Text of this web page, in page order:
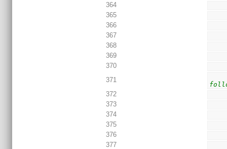
364
365
366
367
368
369
370
371
372
373
374
375
376
377